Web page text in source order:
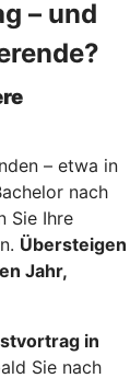
– und
– etwa in
nach
Sie Ihre
Übersteigen
Jahr,
in
Sie nach